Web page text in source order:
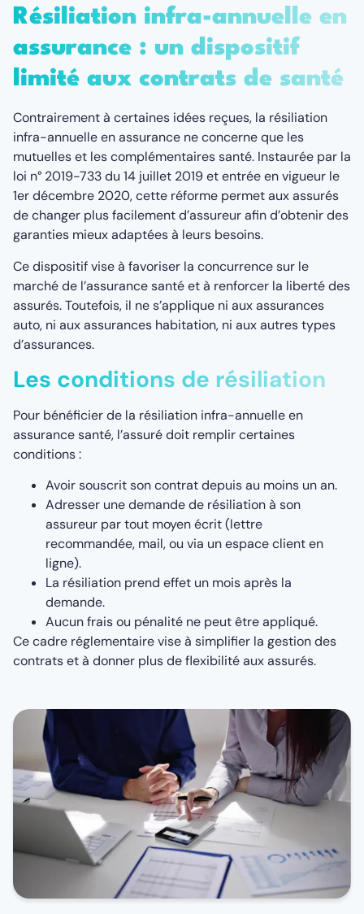
Résiliation infra-annuelle en
assurance : un dispositif
limité aux contrats de santé
Contrairement à certaines idées reçues, la résiliation
infra-annuelle en assurance ne concerne que les
mutuelles et les complémentaires santé. Instaurée par la
loi n° 2019-733 du 14 juillet 2019 et entrée en vigueur le
1er décembre 2020, cette réforme permet aux assurés
de changer plus facilement d’assureur afin d’obtenir des
garanties mieux adaptées à leurs besoins.
Ce dispositif vise à favoriser la concurrence sur le
marché de l’assurance santé et à renforcer la liberté des
assurés. Toutefois, il ne s’applique ni aux assurances
auto, ni aux assurances habitation, ni aux autres types
d’assurances.
Les conditions de résiliation
Pour bénéficier de la résiliation infra-annuelle en
assurance santé, l’assuré doit remplir certaines
conditions :
Avoir souscrit son contrat depuis au moins un an.
Adresser une demande de résiliation à son
assureur par tout moyen écrit (lettre
recommandée, mail, ou via un espace client en
ligne).
La résiliation prend effet un mois après la
demande.
Aucun frais ou pénalité ne peut être appliqué.
Ce cadre réglementaire vise à simplifier la gestion des
contrats et à donner plus de flexibilité aux assurés.